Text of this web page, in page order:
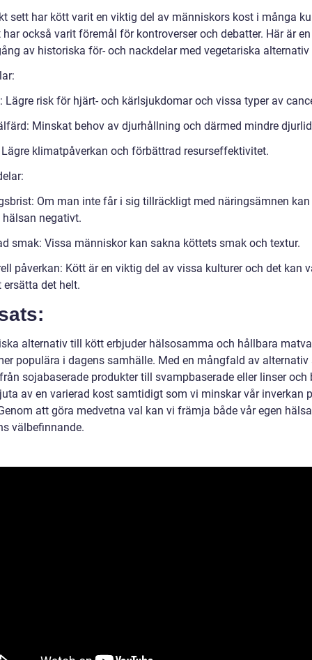
sett har kött varit en viktig del av människors kost i många
har också varit föremål för kontroverser och debatter. Här är
av historiska för- och nackdelar med vegetariska
Lägre risk för hjärt- och kärlsjukdomar och vissa typer av
Minskat behov av djurhållning och därmed mindre
klimatpåverkan och förbättrad resurseffektivitet.
Om man inte får i sig tillräckligt med näringsämnen kan
hälsan negativt.
smak: Vissa människor kan sakna köttets smak och textur.
påverkan: Kött är en viktig del av vissa kulturer och det kan
ersätta det helt.
alternativ till kött erbjuder hälsosamma och hållbara
populära i dagens samhälle. Med en mångfald av
sojabaserade produkter till svampbaserade eller linser och
av en varierad kost samtidigt som vi minskar vår inverkan
att göra medvetna val kan vi främja både vår egen
välbefinnande.